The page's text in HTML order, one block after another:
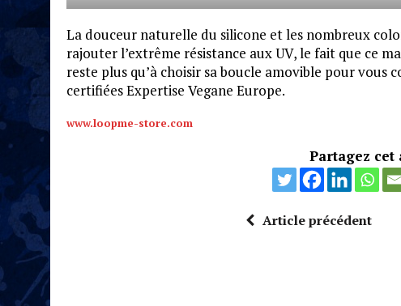
La douceur naturelle du silicone et les nombreux
rajouter l’extrême résistance aux UV, le fait que ce
reste plus qu’à choisir sa boucle amovible pour
certifiées Expertise Vegane Europe.
www.loopme-store.com
Partagez
Article précédent